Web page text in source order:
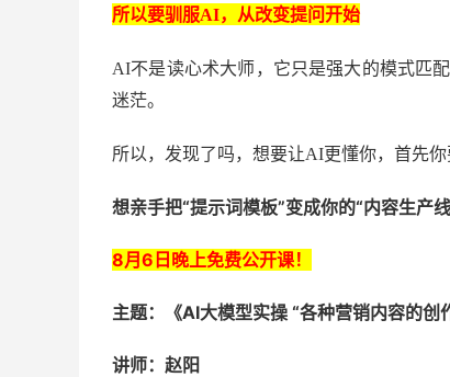
所以要驯服AI，从改变提问开始
AI不是读心术大师，它只是强大的模式匹
迷茫。
所以，发现了吗，想要让AI更懂你，首先你
想亲手把“提示词模板”变成你的“内容生产线
8月6日晚上免费公开课！
主题：《AI大模型实操 “各种营销内容的创
讲师：赵阳